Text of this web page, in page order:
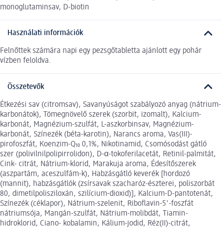
monoglutaminsav, D-biotin
Használati információk
Felnőttek számára napi egy pezsgőtabletta ajánlott egy pohár
vízben feloldva.
Összetevők
Étkezési sav (citromsav), Savanyúságot szabályozó anyag (nátrium-
karbonátok), Tömegnövelő szerek (szorbit, izomalt), Kalcium-
karbonát, Magnézium-szulfát, L-aszkorbinsav, Magnézium-
karbonát, Színezék (béta-karotin), Narancs aroma, Vas(III)-
pirofoszfát, Koenzim-Q₁₀ 0,1%, Nikotinamid, Csomósodást gátló
szer (polivilnilpolipirrolidon), D-α-tokoferilacetát, Retinil-palmitát,
Cink- citrát, Nátrium-klorid, Marakuja aroma, Édesítőszerek
(aszpartám, aceszulfám-k), Habzásgátló keverék [hordozó
(mannit), habzásgátlók (zsírsavak szacharóz-észterei, poliszorbát
80, dimetilpolisziloxán, szilícium-dioxid)], Kalcium-D-pantotenát,
Színezék (céklapor), Nátrium-szelenit, Riboflavin-5'-foszfát
nátriumsója, Mangán-szulfát, Nátrium-molibdát, Tiamin-
hidroklorid, Ciano- kobalamin, Kálium-jodid, Réz(II)-citrát,